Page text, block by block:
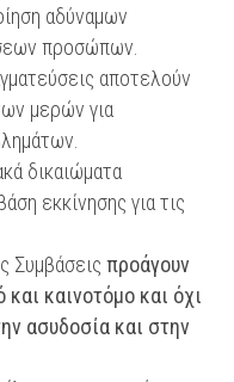
αδύναμων
προσώπων.
αποτελούν
μερών για
δικαιώματα
εκκίνησης για τις
Συμβάσεις προάγουν
και καινοτόμο και όχι
ασυδοσία και στην